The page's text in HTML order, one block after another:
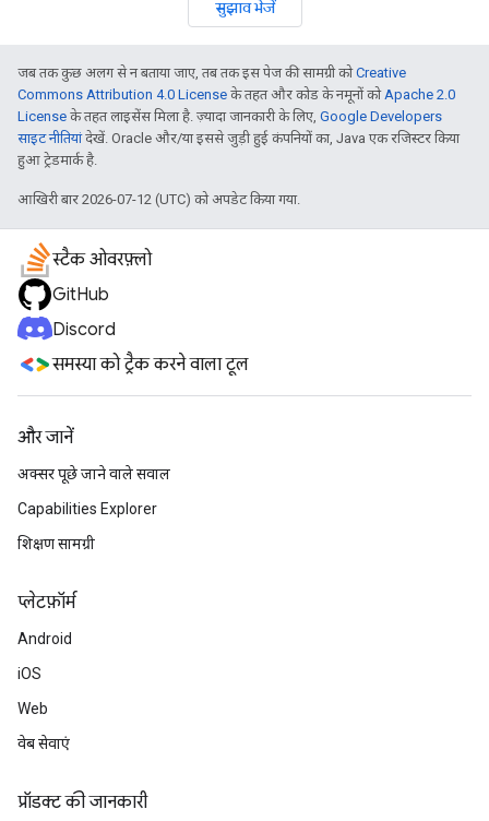
सुझाव भेजें
जब तक कुछ अलग से न बताया जाए, तब तक इस पेज की सामग्री कोCreative
Commons Attribution 4.0 License के तहत और कोड के नमूनों कोApache 2.0
License के तहत लाइसेंस मिला है. ज़्यादा जानकारी के लिए, Google Developers
साइट नीतियांदेखें. Oracle और/या इससे जुड़ी हुई कंपनियों का, Java एक रजिस्टर किया
हुआ ट्रेडमार्क है.
आखिरी बार 2026-07-12 (UTC) को अपडेट किया गया.
स्टैक ओवरफ़्लो
GitHub
Discord
समस्या को ट्रैक करने वाला टूल
और जानें
अक्सर पूछे जाने वाले सवाल
Capabilities Explorer
शिक्षण सामग्री
प्‍लेटफ़ॉर्म
Android
iOS
Web
वेब सेवाएं
प्रॉडक्ट की जानकारी